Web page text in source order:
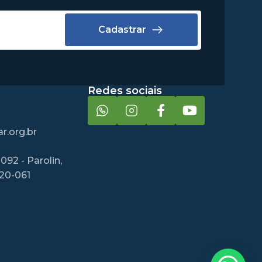
Cadastrar
- Parolin,
061
Redes sociais